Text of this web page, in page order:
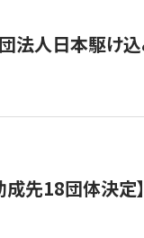
法人日本駆け
成先18団体決